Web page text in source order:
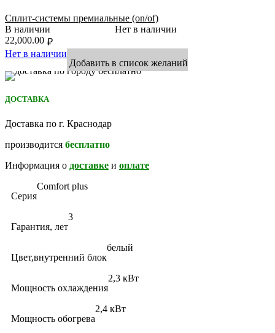
Сплит-системы премиальные (on/of)
В наличии
Нет в наличии
₽
22,000.00
Нет в наличии
Добавить в список желаний
ДОСТАВКА
Доставка по г. Краснодар
производится бесплатно
Информация о доставке и оплате
Серия
Comfort plus
Гарантия, лет
3
Цвет,внутренний блок
белый
Мощность охлаждения
2,3 кВт
Мощность обогрева
2,4 кВт